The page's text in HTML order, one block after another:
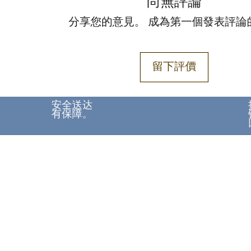
分享您的意見。 成為第一個發表評論
留下評價
安全送达
有保障。